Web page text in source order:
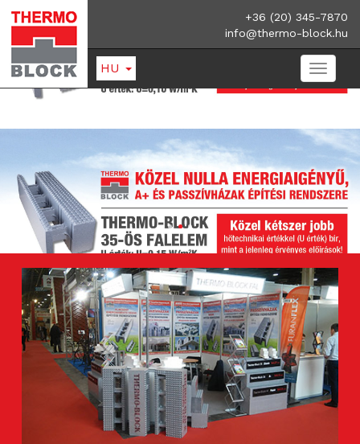
+36 (20) 345-7870
info@thermo-block.hu
HU